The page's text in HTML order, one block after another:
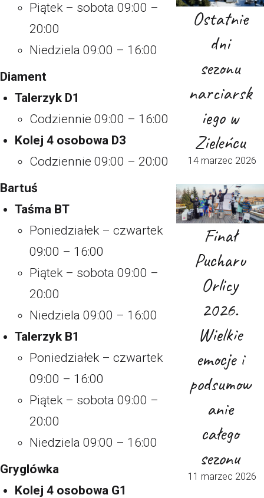
Piątek – sobota 09:00 –
20:00
Niedziela 09:00 – 16:00
Diament
Talerzyk D1
Codziennie 09:00 – 16:00
Kolej 4 osobowa D3
Codziennie 09:00 – 20:00
Bartuś
Taśma BT
Poniedziałek – czwartek
09:00 – 16:00
Piątek – sobota 09:00 –
20:00
Niedziela 09:00 – 16:00
Talerzyk B1
Poniedziałek – czwartek
09:00 – 16:00
Piątek – sobota 09:00 –
20:00
Niedziela 09:00 – 16:00
Gryglówka
Kolej 4 osobowa G1
Ostatnie
dni
sezonu
narciarsk
iego w
Zieleńcu
14 marzec 2026
Finał
Pucharu
Orlicy
2026.
Wielkie
emocje i
podsumow
anie
całego
sezonu
11 marzec 2026